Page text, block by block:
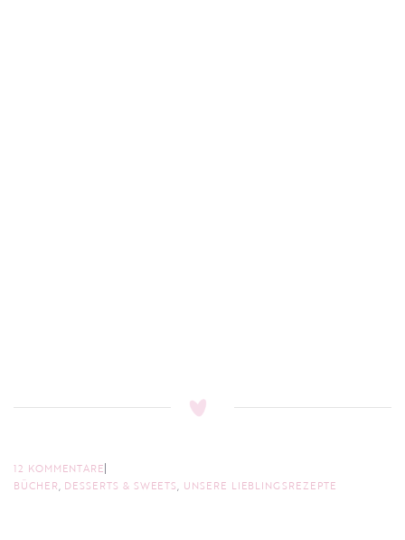
12 KOMMENTARE
BÜCHER, DESSERTS & SWEETS, UNSERE LIEBLINGSREZEPTE